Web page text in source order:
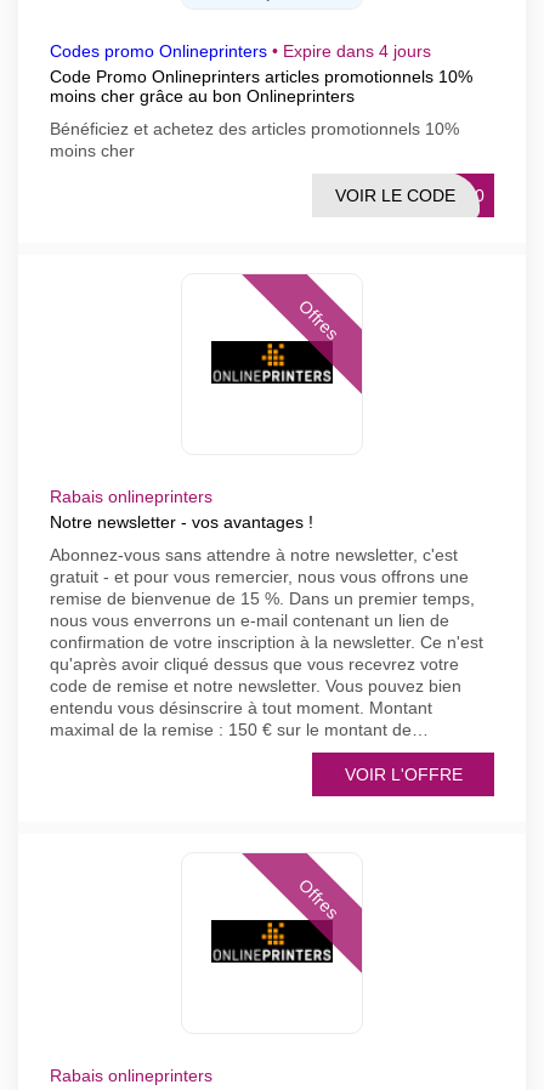
Codes promo Onlineprinters • Expire dans 4 jours
Code Promo Onlineprinters articles promotionnels 10%
moins cher grâce au bon Onlineprinters
Bénéficiez et achetez des articles promotionnels 10%
moins cher
YS10
VOIR LE CODE
Offres
Rabais onlineprinters
Notre newsletter - vos avantages !
Abonnez-vous sans attendre à notre newsletter, c'est
gratuit - et pour vous remercier, nous vous offrons une
remise de bienvenue de 15 %. Dans un premier temps,
nous vous enverrons un e-mail contenant un lien de
confirmation de votre inscription à la newsletter. Ce n'est
qu'après avoir cliqué dessus que vous recevrez votre
code de remise et notre newsletter. Vous pouvez bien
entendu vous désinscrire à tout moment. Montant
maximal de la remise : 150 € sur le montant de…
VOIR L'OFFRE
Offres
Rabais onlineprinters